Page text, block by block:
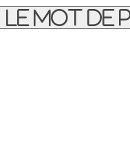
mot de